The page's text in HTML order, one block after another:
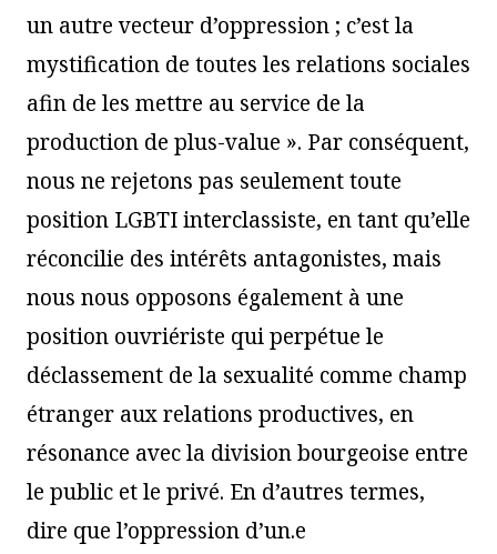
un autre vecteur d’oppression ; c’est la
mystification de toutes les relations sociales
afin de les mettre au service de la
production de plus-value ». Par conséquent,
nous ne rejetons pas seulement toute
position LGBTI interclassiste, en tant qu’elle
réconcilie des intérêts antagonistes, mais
nous nous opposons également à une
position ouvriériste qui perpétue le
déclassement de la sexualité comme champ
étranger aux relations productives, en
résonance avec la division bourgeoise entre
le public et le privé. En d’autres termes,
dire que l’oppression d’un.e